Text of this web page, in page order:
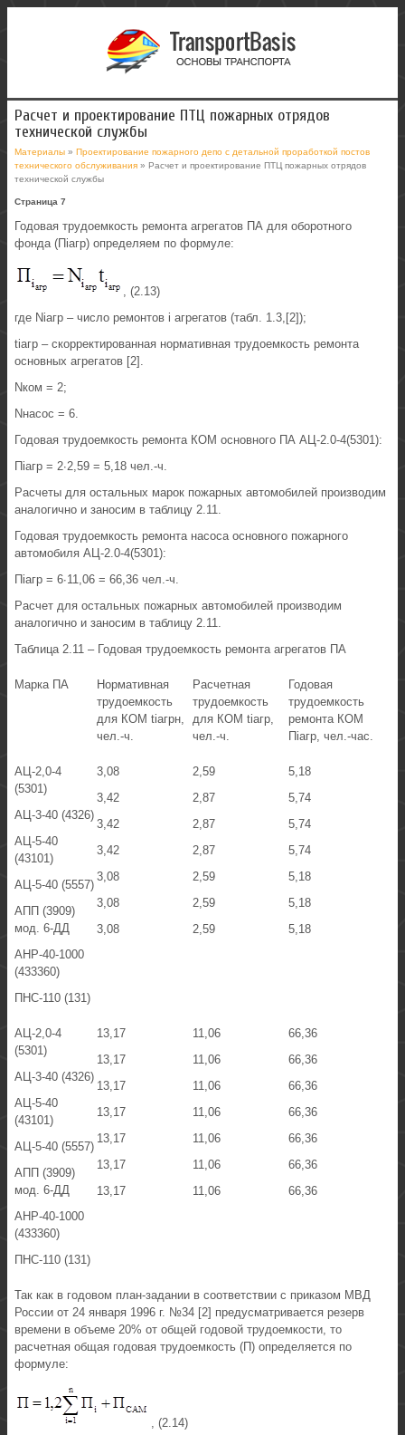
Расчет и проектирование ПТЦ пожарных отрядов
технической службы
Материалы » Проектирование пожарного депо с детальной проработкой постов
технического обслуживания » Расчет и проектирование ПТЦ пожарных отрядов
технической службы
Страница 7
Годовая трудоемкость ремонта агрегатов ПА для оборотного
фонда (Пiагр) определяем по формуле:
, (2.13)
где Niагр – число ремонтов i агрегатов (табл. 1.3,[2]);
tiагр – скорректированная нормативная трудоемкость ремонта
основных агрегатов [2].
Nком = 2;
Nнасос = 6.
Годовая трудоемкость ремонта КОМ основного ПА АЦ-2.0-4(5301):
Пiагр = 2·2,59 = 5,18 чел.-ч.
Расчеты для остальных марок пожарных автомобилей производим
аналогично и заносим в таблицу 2.11.
Годовая трудоемкость ремонта насоса основного пожарного
автомобиля АЦ-2.0-4(5301):
Пiагр = 6·11,06 = 66,36 чел.-ч.
Расчет для остальных пожарных автомобилей производим
аналогично и заносим в таблицу 2.11.
Таблица 2.11 – Годовая трудоемкость ремонта агрегатов ПА
Марка ПА
Нормативная
трудоемкость
для КОМ tiагрн,
чел.-ч.
Расчетная
трудоемкость
для КОМ tiагр,
чел.-ч.
Годовая
трудоемкость
ремонта КОМ
Пiагр, чел.-час.
АЦ-2,0-4
(5301)
АЦ-3-40 (4326)
АЦ-5-40
(43101)
АЦ-5-40 (5557)
АПП (3909)
мод. 6-ДД
АНР-40-1000
(433360)
ПНС-110 (131)
3,08
3,42
3,42
3,42
3,08
3,08
3,08
2,59
2,87
2,87
2,87
2,59
2,59
2,59
5,18
5,74
5,74
5,74
5,18
5,18
5,18
АЦ-2,0-4
(5301)
АЦ-3-40 (4326)
АЦ-5-40
(43101)
АЦ-5-40 (5557)
АПП (3909)
мод. 6-ДД
АНР-40-1000
(433360)
ПНС-110 (131)
13,17
13,17
13,17
13,17
13,17
13,17
13,17
11,06
11,06
11,06
11,06
11,06
11,06
11,06
66,36
66,36
66,36
66,36
66,36
66,36
66,36
Так как в годовом план-задании в соответствии с приказом МВД
России от 24 января 1996 г. №34 [2] предусматривается резерв
времени в объеме 20% от общей годовой трудоемкости, то
расчетная общая годовая трудоемкость (П) определяется по
формуле:
, (2.14)